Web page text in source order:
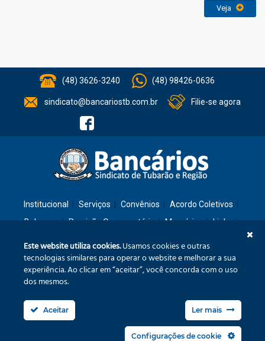
Veja
(48) 3626-3240 (48) 98426-0636
sindicato@bancariostb.com.br Filie-se agora
Institucional Serviços Convênios
Acordo Coletivos
Balanços
Previsão Orçamentária Memórias
Links
Rua: São José, 36 – Ed. Cláudia – Térreo – Tubarão/SC – CEP: 88701-260
Fone/Fax: (48) 3626-3240 sindicato@bancariostb.com.br
Política de Privacidade
Este website utiliza cookies.Usamos cookies e outras
tecnologias similares para operar o website e melhorar a sua
experiência. Ao clicar em “aceitar”, você concorda com o uso
dos mesmos.
Aceitar Ler mais
Configurações de cookie